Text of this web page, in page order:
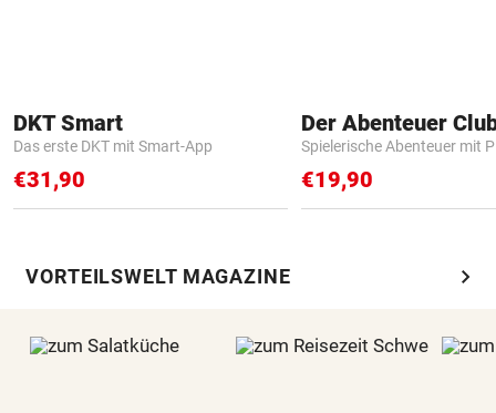
DKT Smart
Das erste DKT mit Smart-App
€31,90
Der Abenteuer
Spielerische Abenteuer mit
€19,90
VORTEILSWELT MAGAZINE chevron_right